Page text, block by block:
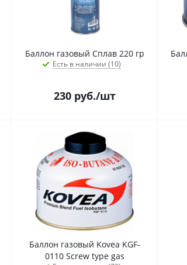
Баллон газовый Сплав 220 гр
Есть в наличии (10)
230руб./шт
Баллон газовый Kovea KGF-
0110 Screw type gas